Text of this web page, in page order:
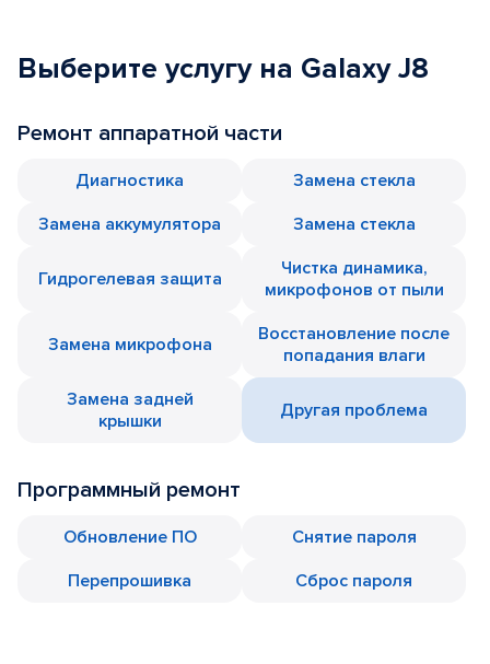
Выберите услугу на Galaxy J8
Ремонт аппаратной части
Диагностика
Замена стекла
Замена аккумулятора
Замена стекла
Гидрогелевая защита
Чистка динамика,
микрофонов от пыли
Замена микрофона
Восстановление после
попадания влаги
Замена задней
крышки
Другая проблема
Программный ремонт
Обновление ПО
Снятие пароля
Перепрошивка
Сброс пароля